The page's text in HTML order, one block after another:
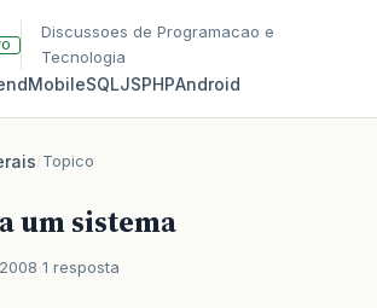
Discussoes de Programacao e
Tecnologia
MobileSQLJSPHPAndroid
/Topico
um sistema
1 resposta